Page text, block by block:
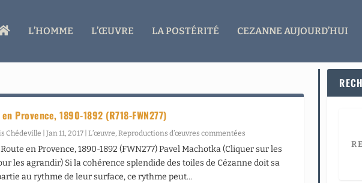
A
L’HOMME L’ŒUVRE LA POSTÉRITÉ CEZANNE AUJOURD’HUI
Provence, 1890-1892 (R718-FWN277)
Chédeville |Jan 11, 2017 |L’œuvre,Reproductions d’œuvres commentées
Route en Provence, 1890-1892 (FWN277) Pavel Machotka (Cliquer sur les
les agrandir) Si la cohérence splendide des toiles de Cézanne doit sa
au rythme de leur surface, ce rythme peut...